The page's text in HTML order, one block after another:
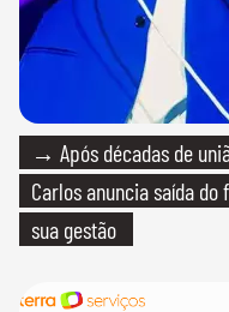
→ Após décadas de
Carlos anuncia saída
sua gestão